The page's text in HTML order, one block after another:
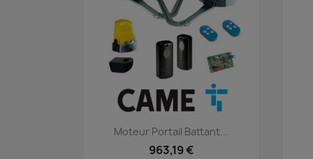
Aperçu rapide
Moteur Portail Battant...
963,19 €